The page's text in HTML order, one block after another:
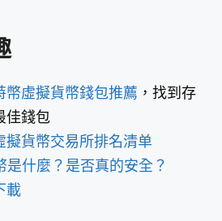
幣虛擬貨幣錢包推薦 ，找到存
佳錢包
擬貨幣交易所排名清单
是什麼？是否真的安全？
載